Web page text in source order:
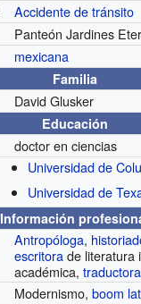
Accidente de tránsito
Panteón Jardines
mexicana
Familia
David Glusker
Educación
doctor en ciencias
Universidad de
Universidad de
Información
Antropóloga,
escritorade literatura
académica,traductora
Modernismo,boom